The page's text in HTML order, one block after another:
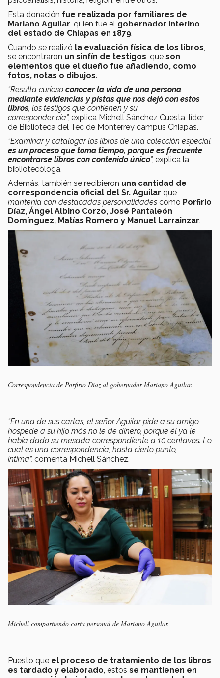
Esta donación fue realizada por familiares de
Mariano Aguilar, quien fue el gobernador interino
del estado de Chiapas en 1879.
Cuando se realizó la evaluación física de los libros,
se encontraron un sinfín de testigos, que son
elementos que el dueño fue añadiendo, como
fotos, notas o dibujos.
“Resulta curioso conocer la vida de una persona
mediante evidencias y pistas que nos dejó con estos
libros, los testigos que contienen y su
correspondencia”, explica Michell Sánchez Cuesta, líder
de Biblioteca del Tec de Monterrey campus Chiapas.
“Examinar y catalogar los libros de una colección especial
es un proceso que toma tiempo, porque es frecuente
encontrarse libros con contenido único”, explica la
bibliotecóloga.
Además, también se recibieron una cantidad de
correspondencia oficial del Sr. Aguilar que
mantenía con destacadas personalidades como Porfirio
Díaz, Ángel Albino Corzo, José Pantaleón
Domínguez, Matías Romero y Manuel Larrainzar.
Correspondencia de Porfirio Díaz al gobernador Mariano Aguilar.
“En una de sus cartas, el señor Aguilar pide a su amigo
hospede a su hijo más no le de dinero, porque él ya le
había dado su mesada correspondiente a 10 centavos. Lo
cual es una correspondencia, hasta cierto punto,
íntima”, comenta Michell Sánchez.
Michell compartiendo carta personal de Mariano Aguilar.
Puesto que el proceso de tratamiento de los libros
es tardado y elaborado , estos se mantienen en